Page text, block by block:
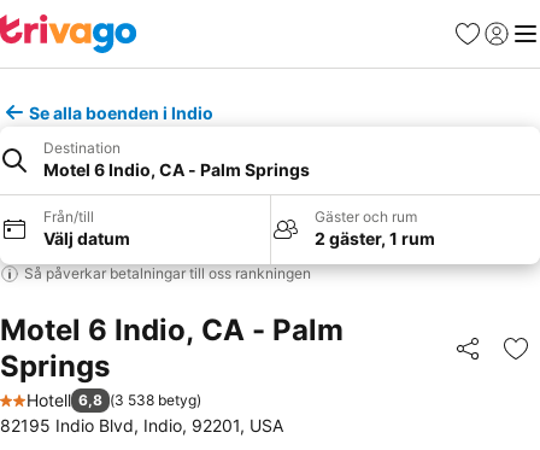
Favoriter
Logga
Se alla boenden i Indio
Destination
Motel 6 Indio, CA - Palm Springs
Från/till
Välj datum
Gäster och rum
2 gäster, 1 rum
Så påverkar betalningar till oss rankningen
Motel 6 Indio, CA - Palm
Springs
Dela
2 Stjärnor
Hotell 6,8 (3 538 betyg)
82195 Indio Blvd, Indio, 92201, USA